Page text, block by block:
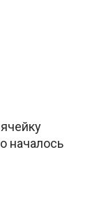
началось